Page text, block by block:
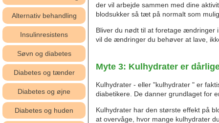
Alternativ behandling
Insulinresistens
Søvn og diabetes
Diabetes og tænder
Diabetes og øjne
Diabetes og huden
der vil arbejde sammen med dine
blodsukker så tæt på normalt som
Bliver du nødt til at foretage ændringer
vil de ændringer du behøver at lave,
Myte 3: Kulhydrater er
Kulhydrater - eller "kulhydrater " er
diabetikere. De danner grundlaget for
Kulhydrater har den største effekt på
at overvåge, hvor mange kulhydrater